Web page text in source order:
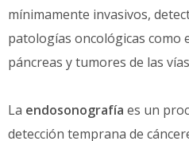
mínimamente invasivos,
patologías oncológicas como
páncreas y tumores de las
La endosonografía es un
detección temprana de